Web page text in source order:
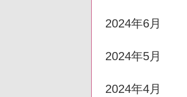
2024年6月
2024年5月
2024年4月